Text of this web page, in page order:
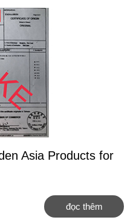
Asia Products for
đọc thêm